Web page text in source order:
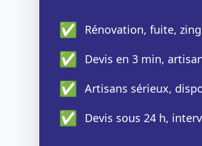
✅ Rénovation, fuite,
✅ Devis en 3 min,
✅ Artisans sérieux,
✅ Devis sous 24 h,